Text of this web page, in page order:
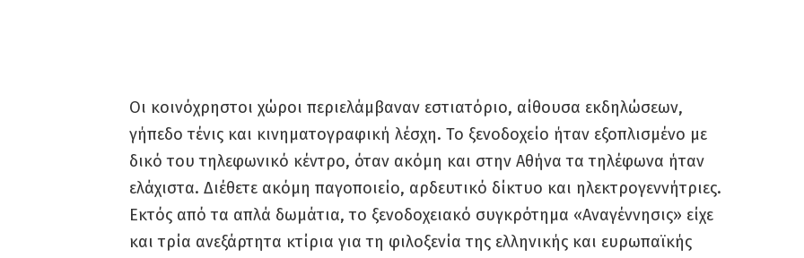
Οι κοινόχρηστοι χώροι περιελάμβαναν εστιατόριο, αίθουσα εκδηλώσεων,
γήπεδο τένις και κινηματογραφική λέσχη. Το ξενοδοχείο ήταν εξοπλισμένο με
δικό του τηλεφωνικό κέντρο, όταν ακόμη και στην Αθήνα τα τηλέφωνα ήταν
ελάχιστα. Διέθετε ακόμη παγοποιείο, αρδευτικό δίκτυο και ηλεκτρογεννήτριες.
Εκτός από τα απλά δωμάτια, το ξενοδοχειακό συγκρότημα «Αναγέννησις» είχε
και τρία ανεξάρτητα κτίρια για τη φιλοξενία της ελληνικής και ευρωπαϊκής